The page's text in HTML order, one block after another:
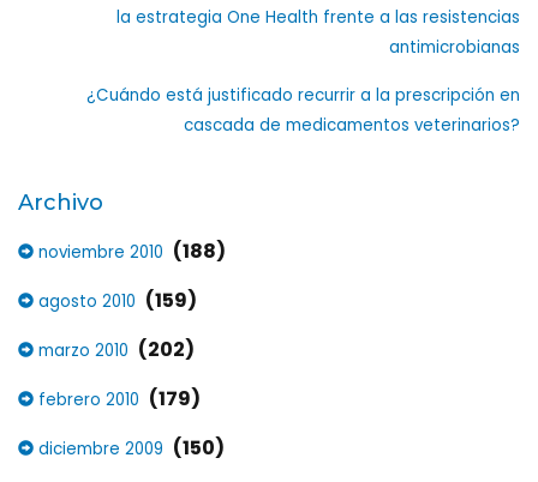
la estrategia One Health frente a las resistencias
antimicrobianas
¿Cuándo está justificado recurrir a la prescripción en
cascada de medicamentos veterinarios?
Archivo
noviembre 2010 (188)
agosto 2010 (159)
marzo 2010 (202)
febrero 2010 (179)
diciembre 2009 (150)